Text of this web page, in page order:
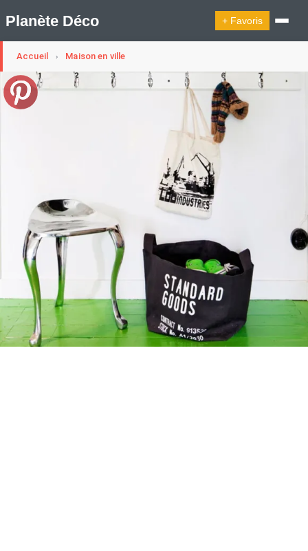
Planète Déco + Favoris
🛍︎ Shop Planète Déco ℹ︎ À propos
Decoration Noël
La Semaine Décoration Et Design
Méli-Mélo Suédois
Publi Reportage
Tendance
Interieurs Scandinaves
La Décoration Selon Votre Signe Astrologique
Les Trouvailles Déco Du Jour
Loft
Maison Appartement Écologique
Maison Container/container House
Maison D'hôtes
Maison Et Appartement Vintage
On Décode La Déco
Petite Surface
Piscine Question De Style
Renovation
Revue De Week End
Tiny House
Accueil › Maison en ville